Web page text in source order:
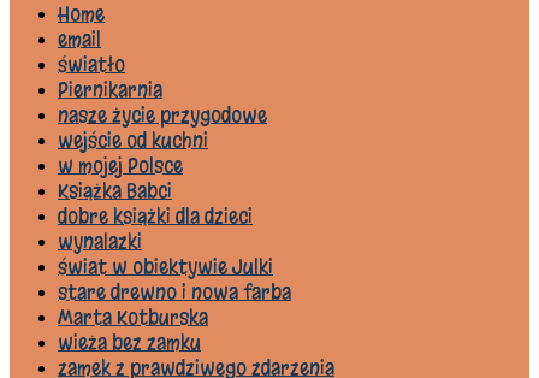
Home
email
światło
Piernikarnia
nasze życie przygodowe
wejście od kuchni
w mojej Polsce
Książka Babci
dobre książki dla dzieci
wynalazki
świat w obiektywie Julki
stare drewno i nowa farba
Marta Kotburska
wieża bez zamku
zamek z prawdziwego zdarzenia